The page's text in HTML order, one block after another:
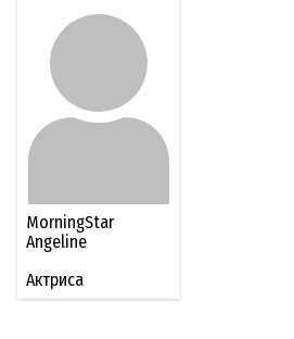
MorningStar
Angeline
Актриса